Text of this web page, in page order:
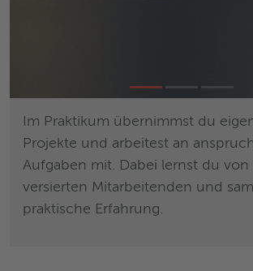
Im Praktikum übernimmst du
Projekte und arbeitest an
Aufgaben mit. Dabei lernst du von
versierten Mitarbeitenden und
praktische Erfahrung.